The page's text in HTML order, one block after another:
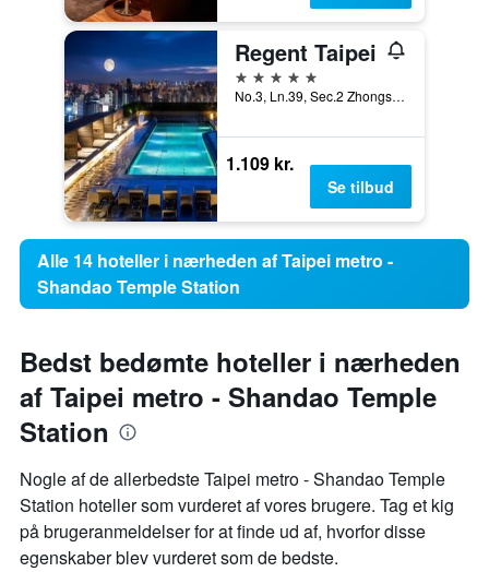
Regent Taipei
5 stjerner
No.3, Ln.39, Sec.2 Zhongshan N. Rd., Taipei, Taiwan
1.109 kr.
Se tilbud
Alle 14 hoteller i nærheden af Taipei metro -
Shandao Temple Station
Bedst bedømte hoteller i nærheden
af Taipei metro - Shandao Temple
Station
Nogle af de allerbedste Taipei metro - Shandao Temple
Station hoteller som vurderet af vores brugere. Tag et kig
på brugeranmeldelser for at finde ud af, hvorfor disse
egenskaber blev vurderet som de bedste.